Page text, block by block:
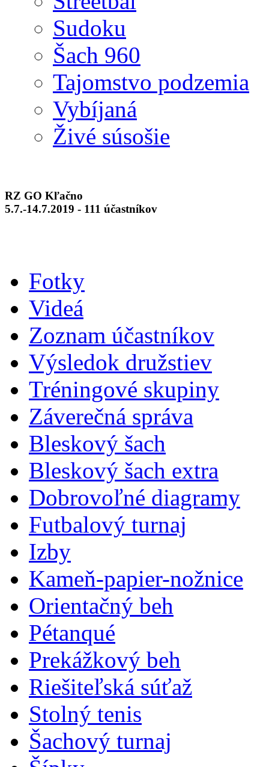
Sudoku
Šach 960
Tajomstvo podzemia
Vybíjaná
Živé súsošie
RZ GO Kľačno
5.7.-14.7.2019 - 111 účastníkov
Fotky
Videá
Zoznam účastníkov
Výsledok družstiev
Tréningové skupiny
Záverečná správa
Bleskový šach
Bleskový šach extra
Dobrovoľné diagramy
Futbalový turnaj
Izby
Kameň-papier-nožnice
Orientačný beh
Pétanqué
Prekážkový beh
Riešiteľská súťaž
Stolný tenis
Šachový turnaj